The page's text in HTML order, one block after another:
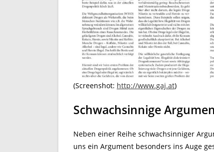
(Screenshot: http://www.gaj.at)
Schwachsinnige
Neben einer Reihe schwachsinniger
uns ein Argument besonders ins Auge